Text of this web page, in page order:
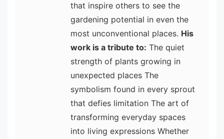
that inspire others to see the
gardening potential in even the
most unconventional places. His
work is a tribute to: The quiet
strength of plants growing in
unexpected places The
symbolism found in every sprout
that defies limitation The art of
transforming everyday spaces
into living expressions Whether